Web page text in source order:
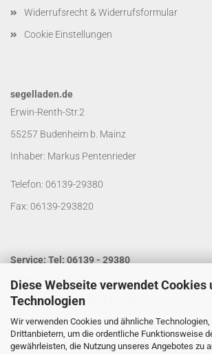
Diese Webseite verwendet Cookies
Technologien
Wir verwenden Cookies und ähnliche Technologien,
Drittanbietern, um die ordentliche Funktionsweise
gewährleisten, die Nutzung unseres Angebotes zu
Widerrufsrecht & Widerrufsformular
Cookie Einstellungen
segelladen.de
Erwin-Renth-Str.2
55257 Budenheim b. Mainz
Inhaber: Markus Pentenrieder
Telefon: 06139-29380
Fax: 06139-293820
Service: Tel: 06139 - 29380
Laden Öffnungszeiten:
Mo. - Do. von 9:00 bis 14:00 Uhr
Fr. von 9:00 bis 13:00 Uhr
Kontakt per Email:info@segelladen.de